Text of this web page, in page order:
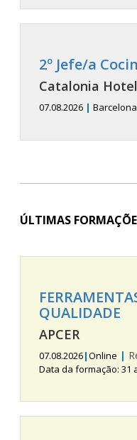
2º Jefe/a
Catalonia
07.08.2026 | Barcelona
ÚLTIMAS
QUALIDADE
APCER
07.08.2026|Online |
Data da formação: 31